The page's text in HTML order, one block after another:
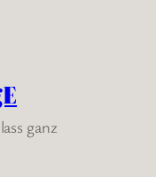
ganz